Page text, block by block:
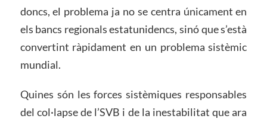
doncs, el problema ja no se centra únicament en
els bancs regionals estatunidencs, sinó que s’està
convertint ràpidament en un problema sistèmic
mundial.
Quines són les forces sistèmiques responsables
del col·lapse de l’SVB i de la inestabilitat que ara